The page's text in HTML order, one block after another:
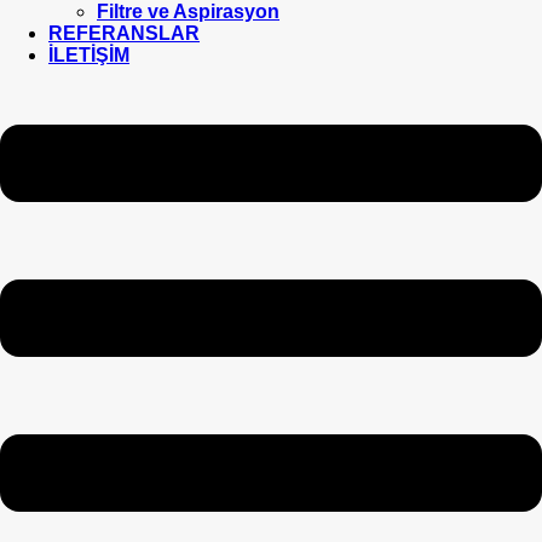
Filtre ve Aspirasyon
REFERANSLAR
İLETİŞİM